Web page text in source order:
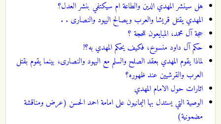
هل سينشر المهدي الدين والطاعة ام سيكتفي بنشر العدل؟
المهدي يقتل قريشا والعرب ويصالح اليهود والنصارى . .
حجة آل محمد، المبايعون للحجة ؟
حكم آل داود منسوخ، فكيف يحكم المهدي به؟!
لماذا يقوم المهدي بعقد الصلح والسلم مع اليهود والنصارى، بينما يقوم بقتل
العرب والقرشيين عند ظهوره؟
اثارات حول الامام المهدي
الوصية التي يستدل بها اليمانيون على امامة احمد الحسن (عرض ومناقشة
مضمونية)